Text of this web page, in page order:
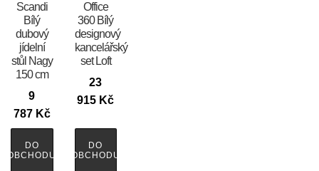
Scandi
Bílý
dubový
jídelní
stůl Nagy
150 cm
9
787 Kč
DO
OBCHODU
Office
360 Bílý
designový
kancelářský
set Loft
23
915 Kč
DO
OBCHODU